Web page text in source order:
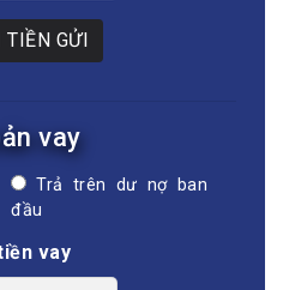
GỬI
vay
Trả trên dư nợ ban
đầu
vay